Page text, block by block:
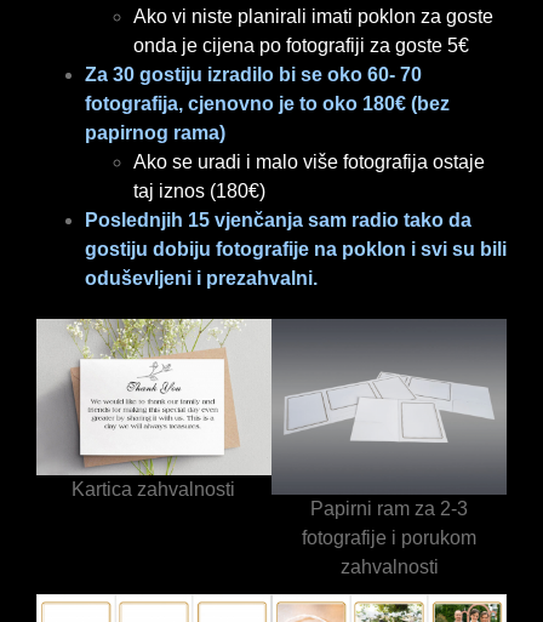
Ako vi niste planirali imati poklon za goste
onda je cijena po fotografiji za goste 5€
Za 30 gostiju izradilo bi se oko 60- 70
fotografija, cjenovno je to oko 180€ (bez
papirnog rama)
Ako se uradi i malo više fotografija ostaje
taj iznos (180€)
Poslednjih 15 vjenčanja sam radio tako da
gostiju dobiju fotografije na poklon i svi su bili
oduševljeni i prezahvalni.
Kartica zahvalnosti
Papirni ram za 2-3
fotografije i porukom
zahvalnosti